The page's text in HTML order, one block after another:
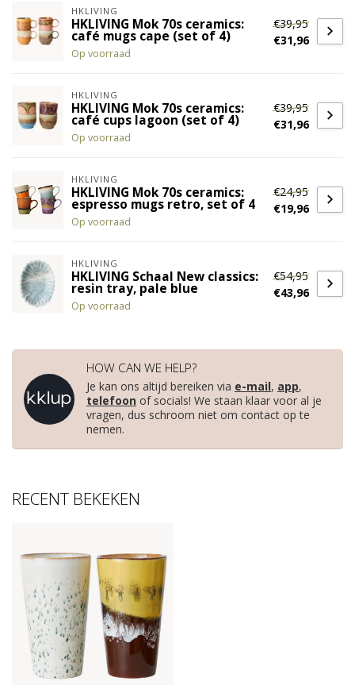
HKLIVING
HKLIVING Mok 70s ceramics:
café mugs cape (set of 4)
Op voorraad
€39,95
€31,96
HKLIVING
HKLIVING Mok 70s ceramics:
café cups lagoon (set of 4)
Op voorraad
€39,95
€31,96
HKLIVING
HKLIVING Mok 70s ceramics:
espresso mugs retro, set of 4
Op voorraad
€24,95
€19,96
HKLIVING
HKLIVING Schaal New classics:
resin tray, pale blue
Op voorraad
€54,95
€43,96
HOW CAN WE HELP?
Je kan ons altijd bereiken via e-mail, app,
telefoon of socials! We staan klaar voor al je
vragen, dus schroom niet om contact op te
nemen.
RECENT BEKEKEN